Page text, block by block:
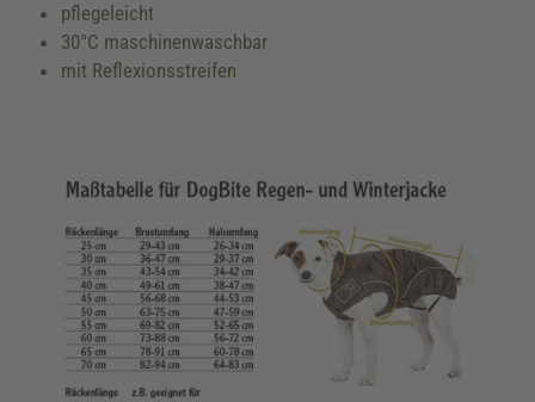
pflegeleicht
30°C maschinenwaschbar
mit Reflexionsstreifen